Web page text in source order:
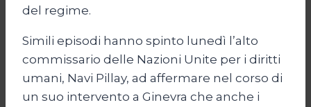
del regime.
Simili episodi hanno spinto lunedì l’alto
commissario delle Nazioni Unite per i diritti
umani, Navi Pillay, ad affermare nel corso di
un suo intervento a Ginevra che anche i